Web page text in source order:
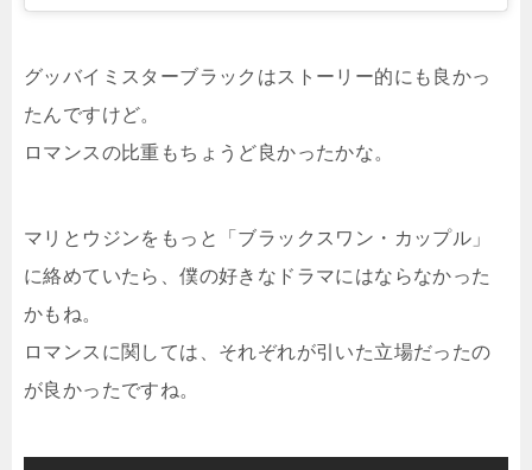
グッバイミスターブラックはストーリー的にも良かっ
たんですけど。
ロマンスの比重もちょうど良かったかな。
マリとウジンをもっと「ブラックスワン・カップル」
に絡めていたら、僕の好きなドラマにはならなかった
かもね。
ロマンスに関しては、それぞれが引いた立場だったの
が良かったですね。